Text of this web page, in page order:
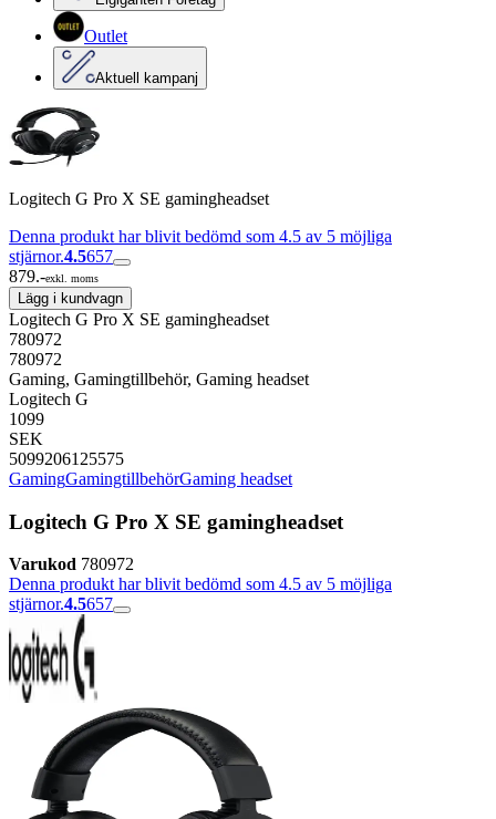
Outlet
Aktuell kampanj
Logitech G Pro X SE gamingheadset
Denna produkt har blivit bedömd som 4.5 av 5 möjliga
stjärnor.4.5657
879.-exkl. moms
Lägg i kundvagn
Logitech G Pro X SE gamingheadset
780972
780972
Gaming, Gamingtillbehör, Gaming headset
Logitech G
1099
SEK
5099206125575
GamingGamingtillbehörGaming headset
Logitech G Pro X SE gamingheadset
Varukod 780972
Denna produkt har blivit bedömd som 4.5 av 5 möjliga
stjärnor.4.5657